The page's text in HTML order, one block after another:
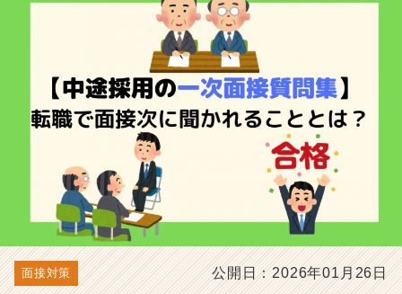
転
で
面
接
に
聞
か
れ
る
こ
と
面接対策 公開日：2026年01月26日